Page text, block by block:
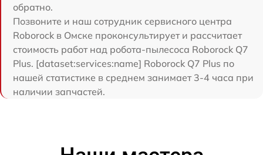
обратно.
Позвоните и наш сотрудник сервисного центра
Roborock в Омске проконсультирует и рассчитает
стоимость работ над робота-пылесоса Roborock Q7
Plus. [dataset:services:name] Roborock Q7 Plus по
нашей статистике в среднем занимает 3-4 часа при
наличии запчастей.